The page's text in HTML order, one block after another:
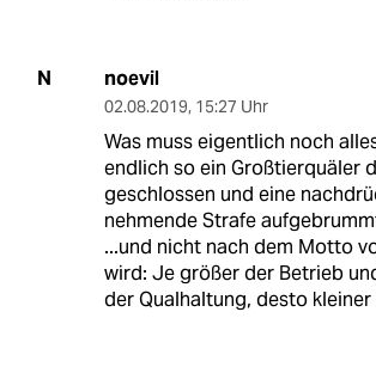
N noevil
02.08.2019, 15:27 Uhr
Was muss eigentlich noch
endlich so ein Großtierquäler
geschlossen und eine
nehmende Strafe
...und nicht nach dem Motto
wird: Je größer der Betrieb
der Qualhaltung, desto kleiner